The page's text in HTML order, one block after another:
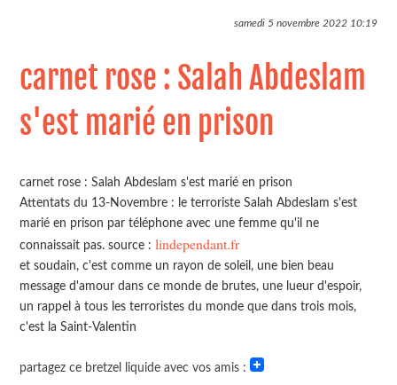
samedi 5 novembre 202210:19
carnet rose : Salah Abdeslam
s'est marié en prison
carnet rose : Salah Abdeslam s'est marié en prison
Attentats du 13-Novembre : le terroriste Salah Abdeslam s'est
marié en prison par téléphone avec une femme qu'il ne
connaissait pas. source : lindependant.fr
et soudain, c'est comme un rayon de soleil, une bien beau
message d'amour dans ce monde de brutes, une lueur d'espoir,
un rappel à tous les terroristes du monde que dans trois mois,
c'est la Saint-Valentin
partagez ce bretzel liquide avec vos amis :